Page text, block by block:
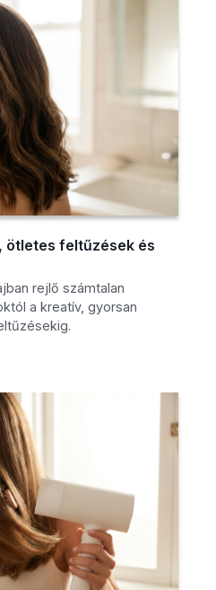
ötletes feltűzések és
rejlő számtalan
a kreatív, gyorsan